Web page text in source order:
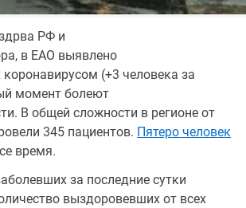
РФ и
в ЕАО выявлено
(+3 человека за
момент болеют
В общей сложности в регионе от
345 пациентов. Пятеро человек
время.
за последние сутки
выздоровевших от всех